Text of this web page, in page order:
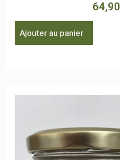
64,90
Ajouter au panier